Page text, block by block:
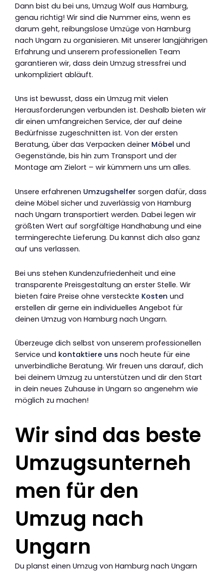
Dann bist du bei uns, Umzug Wolf aus Hamburg,
genau richtig! Wir sind die Nummer eins, wenn es
darum geht, reibungslose Umzüge von Hamburg
nach Ungarn zu organisieren. Mit unserer langjährigen
Erfahrung und unserem professionellen Team
garantieren wir, dass dein Umzug stressfrei und
unkompliziert abläuft.
Uns ist bewusst, dass ein Umzug mit vielen
Herausforderungen verbunden ist. Deshalb bieten wir
dir einen umfangreichen Service, der auf deine
Bedürfnisse zugeschnitten ist. Von der ersten
Beratung, über das Verpacken deiner Möbel und
Gegenstände, bis hin zum Transport und der
Montage am Zielort – wir kümmern uns um alles.
Unsere erfahrenen Umzugshelfer sorgen dafür, dass
deine Möbel sicher und zuverlässig von Hamburg
nach Ungarn transportiert werden. Dabei legen wir
größten Wert auf sorgfältige Handhabung und eine
termingerechte Lieferung. Du kannst dich also ganz
auf uns verlassen.
Bei uns stehen Kundenzufriedenheit und eine
transparente Preisgestaltung an erster Stelle. Wir
bieten faire Preise ohne versteckte Kosten und
erstellen dir gerne ein individuelles Angebot für
deinen Umzug von Hamburg nach Ungarn.
Überzeuge dich selbst von unserem professionellen
Service und kontaktiere uns noch heute für eine
unverbindliche Beratung. Wir freuen uns darauf, dich
bei deinem Umzug zu unterstützen und dir den Start
in dein neues Zuhause in Ungarn so angenehm wie
möglich zu machen!
Wir sind das beste
Umzugsunterneh
men für den
Umzug nach
Ungarn
Du planst einen Umzug von Hamburg nach Ungarn